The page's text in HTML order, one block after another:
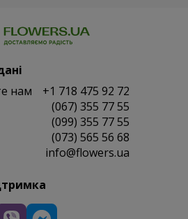
нам
+1 718 475 92 72
(067) 355 77 55
(099) 355 77 55
(073) 565 56 68
info@flowers.ua